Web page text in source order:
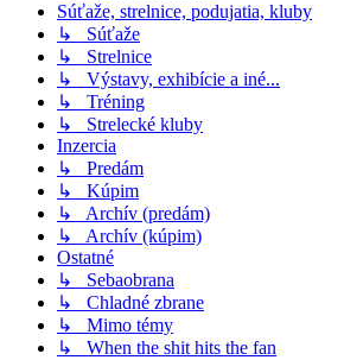
Súťaže, strelnice, podujatia, kluby
↳ Súťaže
↳ Strelnice
↳ Výstavy, exhibície a iné...
↳ Tréning
↳ Strelecké kluby
Inzercia
↳ Predám
↳ Kúpim
↳ Archív (predám)
↳ Archív (kúpim)
Ostatné
↳ Sebaobrana
↳ Chladné zbrane
↳ Mimo témy
↳ When the shit hits the fan